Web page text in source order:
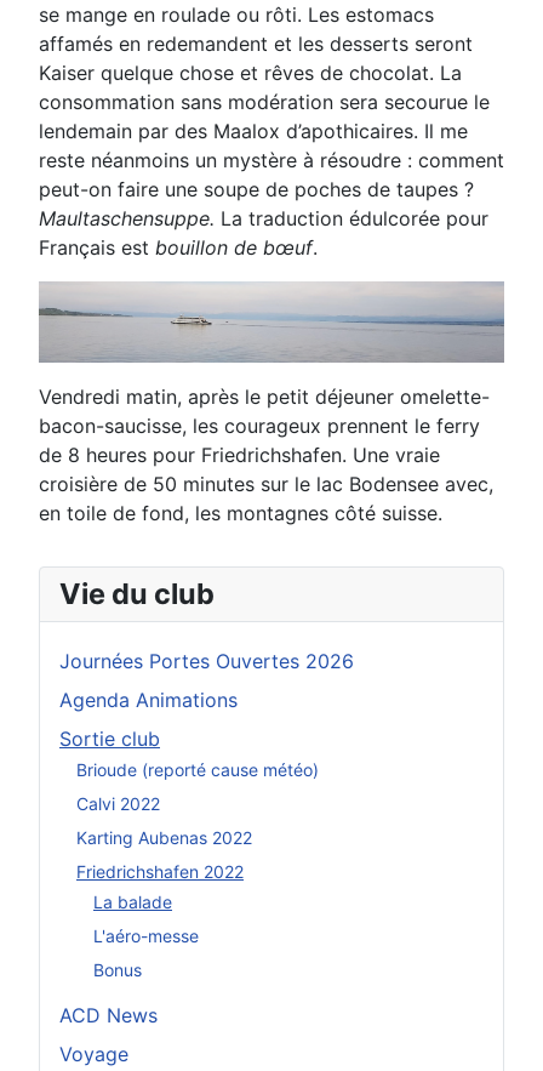
Vie du club
Journées Portes Ouvertes 2026
Agenda Animations
Sortie club
Brioude (reporté cause météo)
Calvi 2022
Karting Aubenas 2022
Friedrichshafen 2022
La balade
L'aéro-messe
Bonus
ACD News
Voyage
se mange en roulade ou rôti. Les estomacs
affamés en redemandent et les desserts seront
Kaiser quelque chose et rêves de chocolat. La
consommation sans modération sera secourue le
lendemain par des Maalox d’apothicaires. Il me
reste néanmoins un mystère à résoudre : comment
peut-on faire une soupe de poches de taupes ?
Maultaschensuppe. La traduction édulcorée pour
Français est bouillon de bœuf.
Vendredi matin, après le petit déjeuner omelette-
bacon-saucisse, les courageux prennent le ferry
de 8 heures pour Friedrichshafen. Une vraie
croisière de 50 minutes sur le lac Bodensee avec,
en toile de fond, les montagnes côté suisse.